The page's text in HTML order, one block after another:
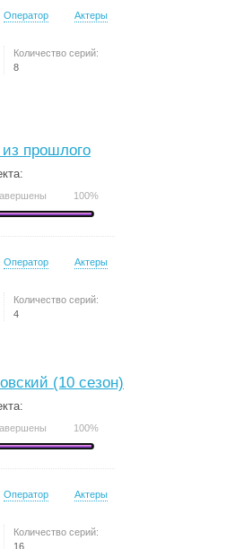
Оператор Актеры
Количество серий:
8
прошлого
100%
Оператор Актеры
Количество серий:
4
(10 сезон)
100%
Оператор Актеры
Количество серий:
16